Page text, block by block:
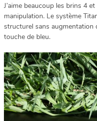
J’aime beaucoup les brins 4
manipulation. Le système
structurel sans augmentation
touche de bleu.